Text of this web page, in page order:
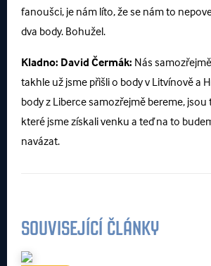
fanoušci, je nám líto, že se nám to
dva body. Bohužel.
Kladno: David Čermák: Nás
takhle už jsme přišli o body v Litvínově a
body z Liberce samozřejmě bereme, jsou
které jsme získali venku a teď na to
navázat.
SOUVISEJÍCÍ ČLÁNKY